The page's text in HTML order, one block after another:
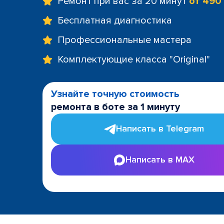
Бесплатная диагностика
Профессиональные мастера
Комплектующие класса "Original"
Узнайте точную стоимость
ремонта в боте за 1 минуту
Написать в Telegram
Написать в MAX